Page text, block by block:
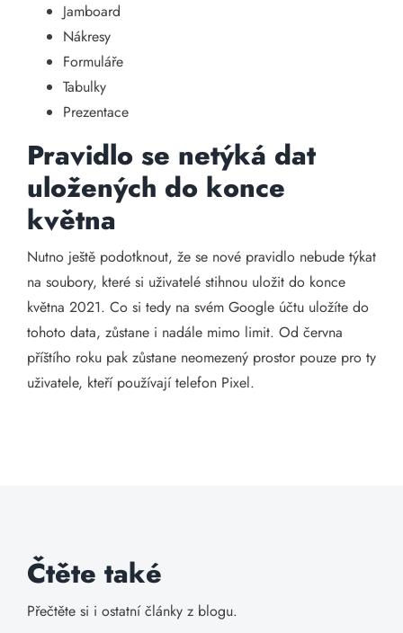
Jamboard
Nákresy
Formuláře
Tabulky
Prezentace
Pravidlo se netýká dat
uložených do konce
května
Nutno ještě podotknout, že se nové pravidlo nebude týkat
na soubory, které si uživatelé stihnou uložit do konce
května 2021. Co si tedy na svém Google účtu uložíte do
tohoto data, zůstane i nadále mimo limit. Od června
příštího roku pak zůstane neomezený prostor pouze pro ty
uživatele, kteří používají telefon Pixel.
Čtěte také
Přečtěte si i ostatní články z blogu.